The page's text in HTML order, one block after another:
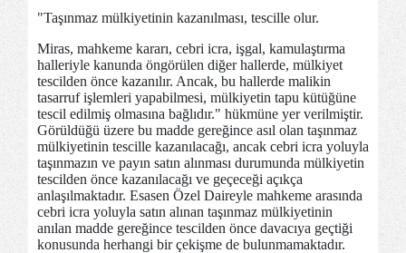
"Taşınmaz mülkiyetinin kazanılması, tescille olur.
Miras, mahkeme kararı, cebri icra, işgal, kamulaştırma
halleriyle kanunda öngörülen diğer hallerde, mülkiyet
tescilden önce kazanılır. Ancak, bu hallerde malikin
tasarruf işlemleri yapabilmesi, mülkiyetin tapu kütüğüne
tescil edilmiş olmasına bağlıdır." hükmüne yer verilmiştir.
Görüldüğü üzere bu madde gereğince asıl olan taşınmaz
mülkiyetinin tescille kazanılacağı, ancak cebri icra yoluyla
taşınmazın ve payın satın alınması durumunda mülkiyetin
tescilden önce kazanılacağı ve geçeceği açıkça
anlaşılmaktadır. Esasen Özel Daireyle mahkeme arasında
cebri icra yoluyla satın alınan taşınmaz mülkiyetinin
anılan madde gereğince tescilden önce davacıya geçtiği
konusunda herhangi bir çekişme de bulunmamaktadır.